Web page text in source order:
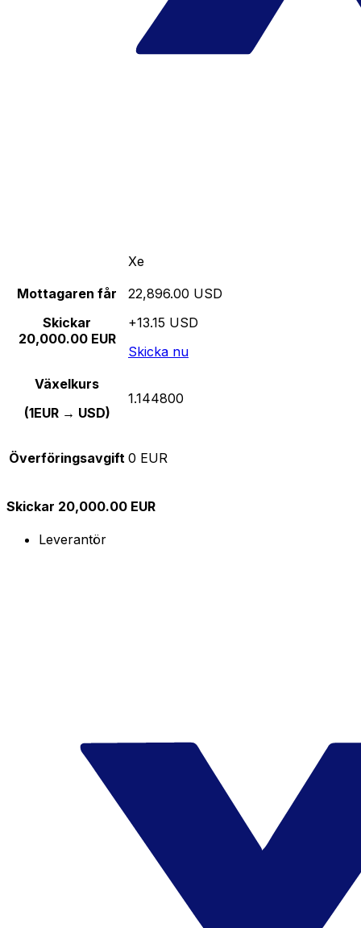
Xe
Mottagaren får
Skickar
20,000.00 EUR
22,896.00 USD
+13.15 USD
Skicka nu
Växelkurs
(1EUR → USD)
1.144800
Överföringsavgift 0 EUR
Skickar 20,000.00 EUR
Leverantör